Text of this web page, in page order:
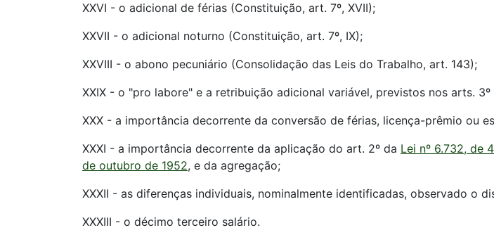
XXVI - o adicional de férias (Constituição, art. 7º, XVII);
XXVII - o adicional noturno (Constituição, art. 7º, IX);
XXVIII - o abono pecuniário (Consolidação das Leis do Trabalho, art. 143);
XXIX - o "pro labore" e a retribuição adicional variável, previstos nos arts. 3º
XXX - a importância decorrente da conversão de férias, licença-prêmio ou
XXXI - a importância decorrente da aplicação do art. 2º da Lei nº 6.732, de
de outubro de 1952, e da agregação;
XXXII - as diferenças individuais, nominalmente identificadas, observado o
XXXIII - o décimo terceiro salário.